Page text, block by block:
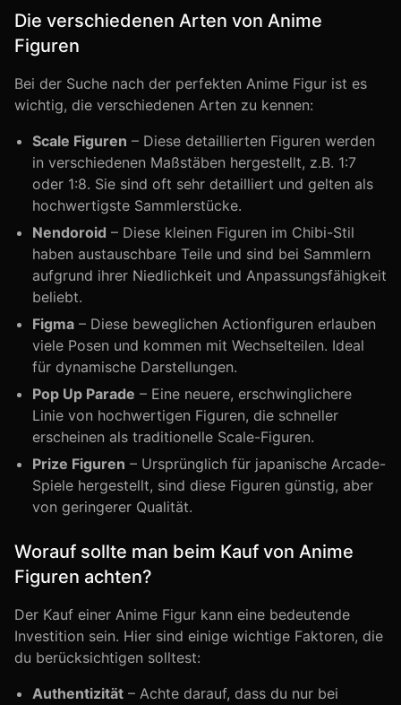
Die verschiedenen Arten von Anime
Figuren
Bei der Suche nach der perfekten Anime Figur ist es
wichtig, die verschiedenen Arten zu kennen:
Scale Figuren – Diese detaillierten Figuren werden
in verschiedenen Maßstäben hergestellt, z.B. 1:7
oder 1:8. Sie sind oft sehr detailliert und gelten als
hochwertigste Sammlerstücke.
Nendoroid – Diese kleinen Figuren im Chibi-Stil
haben austauschbare Teile und sind bei Sammlern
aufgrund ihrer Niedlichkeit und Anpassungsfähigkeit
beliebt.
Figma – Diese beweglichen Actionfiguren erlauben
viele Posen und kommen mit Wechselteilen. Ideal
für dynamische Darstellungen.
Pop Up Parade – Eine neuere, erschwinglichere
Linie von hochwertigen Figuren, die schneller
erscheinen als traditionelle Scale-Figuren.
Prize Figuren – Ursprünglich für japanische Arcade-
Spiele hergestellt, sind diese Figuren günstig, aber
von geringerer Qualität.
Worauf sollte man beim Kauf von Anime
Figuren achten?
Der Kauf einer Anime Figur kann eine bedeutende
Investition sein. Hier sind einige wichtige Faktoren, die
du berücksichtigen solltest:
Authentizität – Achte darauf, dass du nur bei